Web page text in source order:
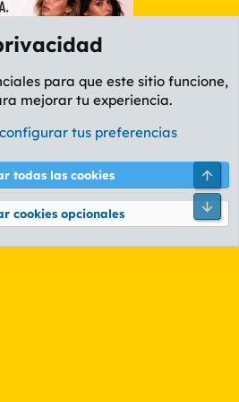
AMARILLO
reglas Política de privacidad Ayuda
® © 2010-2026 XenForo Ltd.
para que este sitio funcione,
mejorar tu experiencia.
tus preferencias
todas las cookies
cookies opcionales
Pie